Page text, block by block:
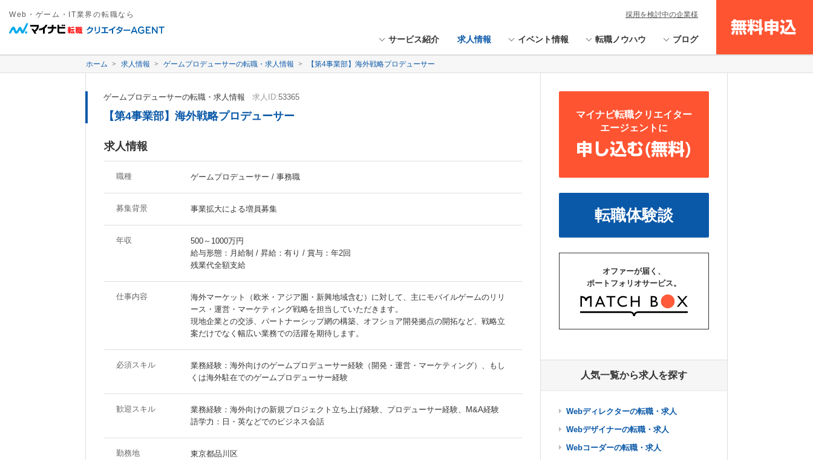
Web・ゲーム・IT業界の転職なら
サービス紹介 求人情報 イベント情報 転職ノウハウ ブログ
無料申込
採用を検討中の企業様
ホーム 求人情報 ゲームプロデューサーの転職・求人情報 【第4事業部】海外戦略プロデューサー
ゲームプロデューサーの転職・求人情報 求人ID:53365
【第4事業部】海外戦略プロデューサー
求人情報
職種 ゲームプロデューサー / 事務職
募集背景 事業拡大による増員募集
年収
500～1000万円
給与形態：月給制 / 昇給：有り / 賞与：年2回
残業代全額支給
仕事内容
海外マーケット（欧米・アジア圏・新興地域含む）に対して、主にモバイルゲームのリリ
ース・運営・マーケティング戦略を担当していただきます。
現地企業との交渉、パートナーシップ網の構築、オフショア開発拠点の開拓など、戦略立
案だけでなく幅広い業務での活躍を期待します。
必須スキル
業務経験：海外向けのゲームプロデューサー経験（開発・運営・マーケティング）、もし
くは海外駐在でのゲームプロデューサー経験
歓迎スキル
業務経験：海外向けの新規プロジェクト立ち上げ経験、プロデューサー経験、M&A経験
語学力：日・英などでのビジネス会話
勤務地 東京都品川区
マイナビ転職クリエイター
エージェントに
申し込む(無料)
転職体験談
オファーが届く、
ポートフォリオサービス。
人気一覧から求人を探す
Webディレクターの転職・求人
Webデザイナーの転職・求人
Webコーダーの転職・求人